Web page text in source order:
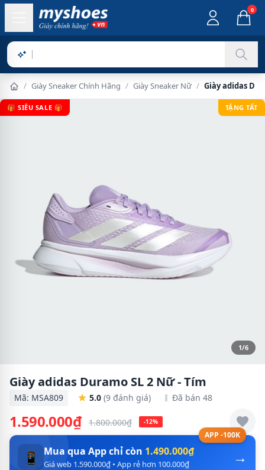
0
Sản phẩm ch
/ Giày Sneaker Chính Hãng / Giày Sneaker Nữ / Giày adidas
🎁 SIÊU SALE 🎁 TẶNG TẤT
1/6
Giày adidas Duramo SL 2 Nữ - Tím
Mã: MSA809 5.0 (9 đánh giá) Đã bán 48
1.590.000₫ 1.800.000₫ -12%
APP -100K
→
📱 Mua qua App chỉ còn 1.490.000₫
Giá web 1.590.000₫ • App rẻ hơn 100.000₫